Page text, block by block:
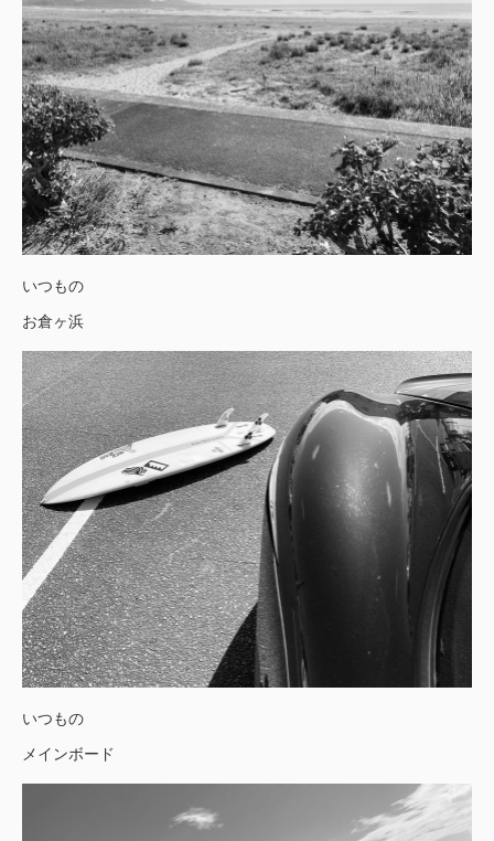
いつもの
お倉ヶ浜
いつもの
メインボード